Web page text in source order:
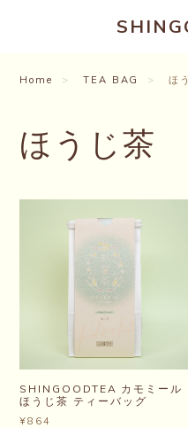
Home TEA BAG ほ
ほうじ茶
SHINGOODTEA カモミール
ほうじ茶 ティーバッグ
¥864